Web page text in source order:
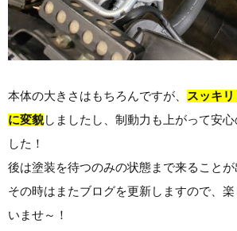
本体の大きさはもちろんですが、
スッキ
に変貌しましたし、制動力も上がって安
した！
後は塗装を待つのみの状態まで来ることが
その時はまたブログを更新しますので、
いませ～！